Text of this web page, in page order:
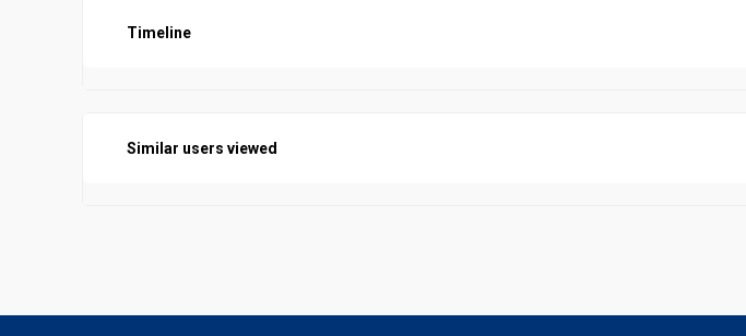
Timeline
Similar users viewed